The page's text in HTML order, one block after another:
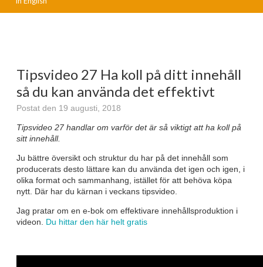
Tipsvideo 27 Ha koll på ditt innehåll
så du kan använda det effektivt
Postat den 19 augusti, 2018
Tipsvideo 27 handlar om varför det är så viktigt att ha koll på
sitt innehåll.
Ju bättre översikt och struktur du har på det innehåll som
producerats desto lättare kan du använda det igen och igen, i
olika format och sammanhang, istället för att behöva köpa
nytt. Där har du kärnan i veckans tipsvideo.
Jag pratar om en e-bok om effektivare innehållsproduktion i
videon. Du hittar den här helt gratis